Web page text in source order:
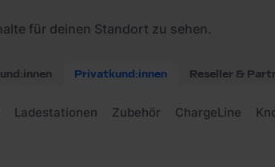
/ Entratek Balkonkraftwerk für